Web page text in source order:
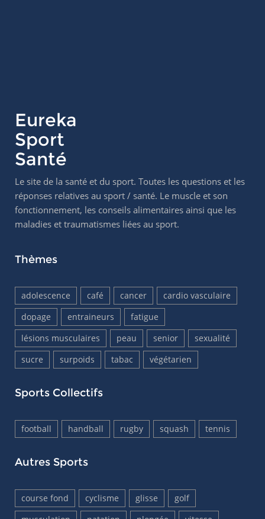
Eureka
Sport
Santé
Le site de la santé et du sport. Toutes les questions et les
réponses relatives au sport / santé. Le muscle et son
fonctionnement, les conseils alimentaires ainsi que les
maladies et traumatismes liées au sport.
Thèmes
adolescence café cancer
cardio vasculaire
dopage
entraineurs
fatigue
lésions musculaires
peau senior
sexualité
sucre
surpoids tabac végétarien
Sports Collectifs
football handball rugby squash tennis
Autres Sports
course fond cyclisme glisse
golf